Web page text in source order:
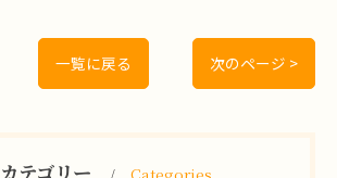
一覧に戻る 次のページ >
カテゴリー Categories